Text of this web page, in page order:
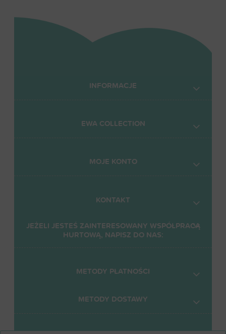
INFORMACJE
EWA COLLECTION
MOJE KONTO
KONTAKT
JEŻELI JESTEŚ ZAINTERESOWANY WSPÓŁPRACĄ
HURTOWĄ, NAPISZ DO NAS:
METODY PŁATNOŚCI
METODY DOSTAWY